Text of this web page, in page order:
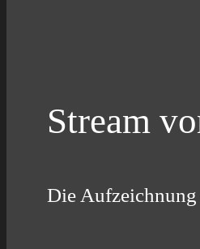
Stream
Die Aufzeichnung